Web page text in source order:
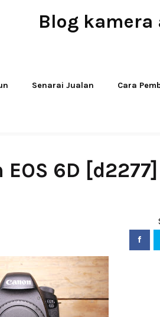
Blog kamera
Senarai Jualan Cara
EOS 6D [d2277]